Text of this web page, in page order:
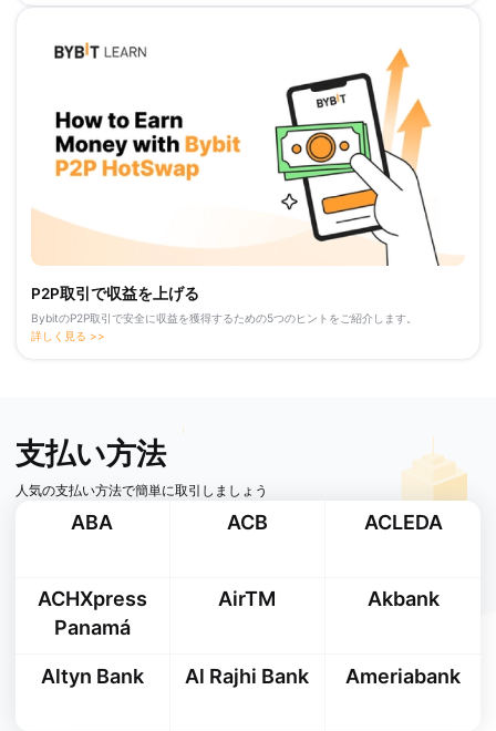
P2P取引で収益を上げる
BybitのP2P取引で安全に収益を獲得するための5つのヒントをご紹介します。
詳しく見る >>
支払い方法
人気の支払い方法で簡単に取引しましょう
ABA ACB ACLEDA
ACHXpress
Panamá
AirTM Akbank
Altyn Bank Al Rajhi Bank Ameriabank